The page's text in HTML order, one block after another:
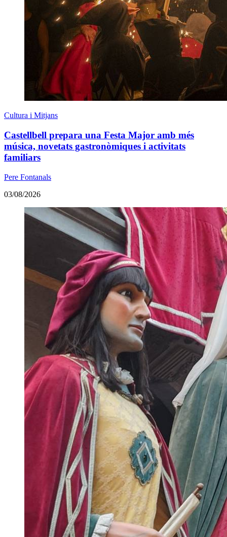
Cultura i Mitjans
Castellbell prepara una Festa Major amb més
música, novetats gastronòmiques i activitats
familiars
Pere Fontanals
03/08/2026